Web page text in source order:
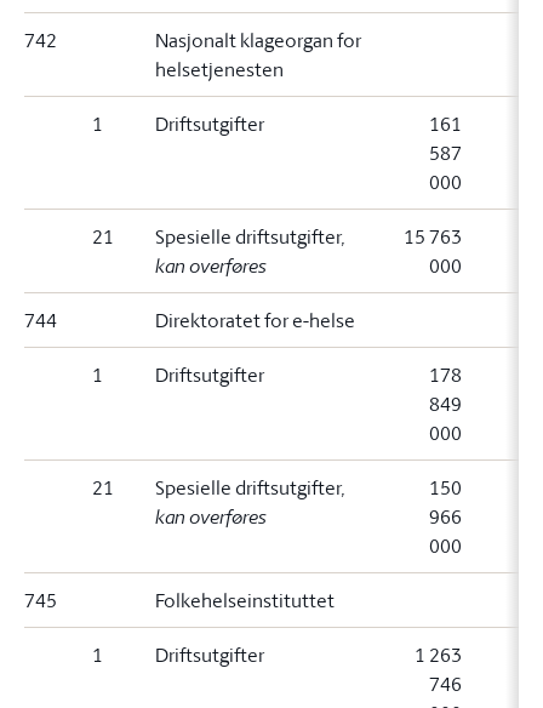
742
Nasjonalt klageorgan for
helsetjenesten
1 Driftsutgifter
161
587
000
21 Spesielle driftsutgifter,
kan overføres
15 763
000
744 Direktoratet for e-helse
1 Driftsutgifter
178
849
000
21 Spesielle driftsutgifter,
kan overføres
150
966
000
745 Folkehelseinstituttet
1 Driftsutgifter
1 263
746